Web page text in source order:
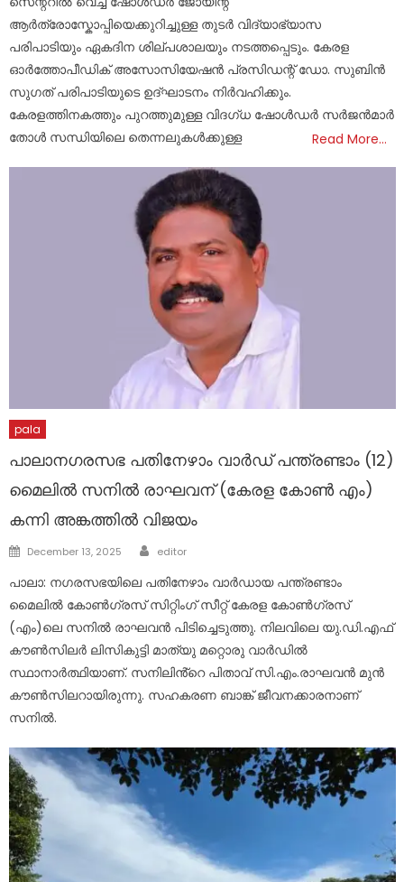
ആർത്രോസ്കോപ്പിയെക്കുറിച്ചുള്ള തുടർ വിദ്യാഭ്യാസ
പരിപാടിയും ഏകദിന ശില്പശാലയും നടത്തപ്പെടും. കേരള
ഓർത്തോപീഡിക് അസോസിയേഷൻ പ്രസിഡന്റ് ഡോ. സുബിൻ
സുഗത് പരിപാടിയുടെ ഉദ്ഘാടനം നിർവഹിക്കും.
കേരളത്തിനകത്തും പുറത്തുമുള്ള വിദഗ്ധ ഷോൾഡർ സർജൻമാർ
തോൾ സന്ധിയിലെ തെന്നലുകൾക്കുള്ള
Read More…
pala
പാലാനഗരസഭ പതിനേഴാം വാർഡ് പന്ത്രണ്ടാം (12)
മൈലിൽ സനിൽ രാഘവന് (കേരള കോൺ എം)
കന്നി അങ്കത്തിൽ വിജയം
Posted
December 13, 2025 Author
editor
പാലാ: നഗരസഭയിലെ പതിനേഴാം വാർഡായ പന്ത്രണ്ടാം
മൈലിൽ കോൺഗ്രസ് സിറ്റിംഗ് സീറ്റ് കേരള കോൺഗ്രസ്
(എം)ലെ സനിൽ രാഘവൻ പിടിച്ചെടുത്തു. നിലവിലെ യു.ഡി.എഫ്
കൗൺസിലർ ലിസികുട്ടി മാത്യു മറ്റൊരു വാർഡിൽ
സ്ഥാനാർത്ഥിയാണ്. സനിലിൻ്റെ പിതാവ് സി.എം.രാഘവൻ മുൻ
കൗൺസിലറായിരുന്നു. സഹകരണ ബാങ്ക് ജീവനക്കാരനാണ്
സനിൽ.